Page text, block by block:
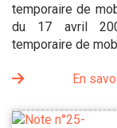
temporaire de
du 17 avril
temporaire de
En